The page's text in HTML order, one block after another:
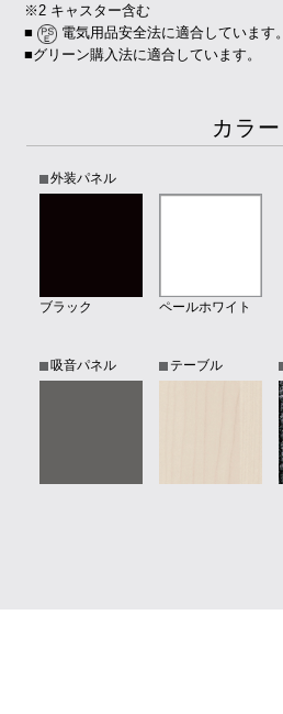
※2 キャスター含む
■
電気用品安全法に適合しています。
■グリーン購入法に適合しています。
カラー
外装パネル
ブラック ペールホワイト
吸音パネル テーブル